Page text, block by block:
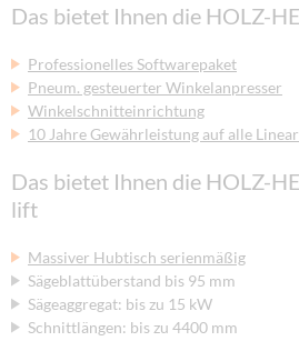
Das bietet Ihnen die HOLZ-
Professionelles Softwarepaket
Pneum. gesteuerter Winkelanpresser
Winkelschnitteinrichtung
10 Jahre Gewährleistung auf alle
Das bietet Ihnen die HOLZ-
lift
Massiver Hubtisch serienmäßig
Sägeblattüberstand bis 95 mm
Sägeaggregat: bis zu 15 kW
Schnittlängen: bis zu 4400 mm